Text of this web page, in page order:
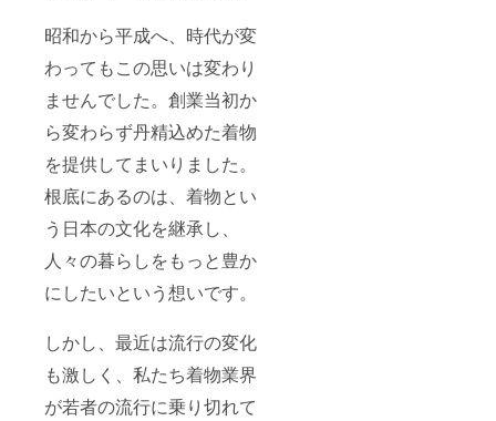
昭和から平成へ、時代が変
わってもこの思いは変わり
ませんでした。創業当初か
ら変わらず丹精込めた着物
を提供してまいりました。
根底にあるのは、着物とい
う日本の文化を継承し、
人々の暮らしをもっと豊か
にしたいという想いです。
しかし、最近は流行の変化
も激しく、私たち着物業界
が若者の流行に乗り切れて